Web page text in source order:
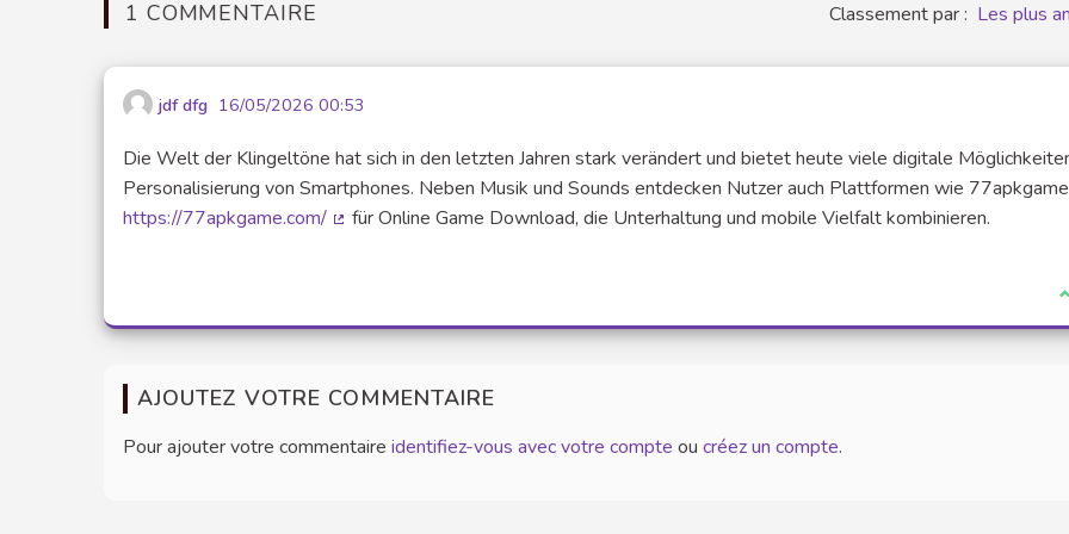
1 COMMENTAIRE Classement par : Les plus
jdf dfg 16/05/2026 00:53
Die Welt der Klingeltöne hat sich in den letzten Jahren stark verändert und bietet heute viele digitale
Personalisierung von Smartphones. Neben Musik und Sounds entdecken Nutzer auch Plattformen wie 77apkgame
https://77apkgame.com/
für Online Game Download, die Unterhaltung und mobile Vielfalt kombinieren.
AJOUTEZ VOTRE COMMENTAIRE
Pour ajouter votre commentaire identifiez-vous avec votre compte ou créez un compte.